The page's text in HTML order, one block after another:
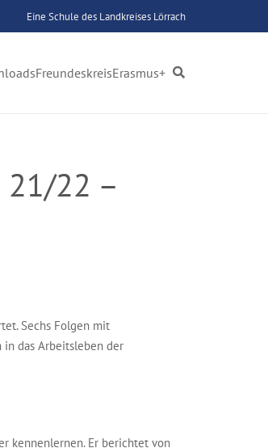
Eine Schule des Landkreises Lörrach
FreundeskreisErasmus+
21/22 –
Sechs Folgen mit
in das Arbeitsleben der
kennenlernen. Er berichtet von